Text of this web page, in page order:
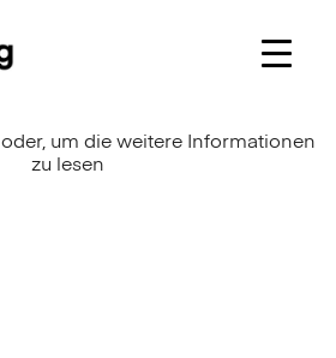
oder, um die weitere Informationen
zu lesen